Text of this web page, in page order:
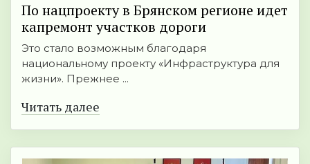
По нацпроекту в Брянском регионе идет
капремонт участков дороги
Это стало возможным благодаря
национальному проекту «Инфраструктура для
жизни». Прежнее ...
Читать далее